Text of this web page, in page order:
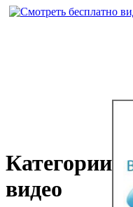
Категории
видео